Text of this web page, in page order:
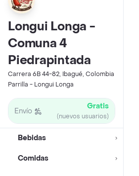
Longui Longa -
Comuna 4
Piedrapintada
Carrera 6B 44-82, Ibagué, Colombia
Parrilla - Longui Longa
Envío Gratis
(nuevos usuarios)
Bebidas
Comidas